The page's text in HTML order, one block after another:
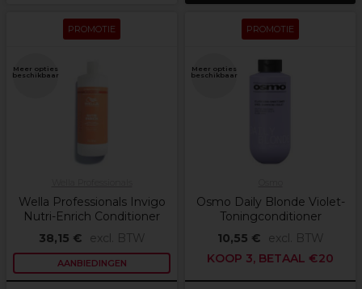
PROMOTIE
Meer opties
beschikbaar
Wella Professionals Invigo
Nutri-Enrich Conditioner
38,15 €
excl. BTW
AANBIEDINGEN
PROMOTIE
Meer opties
beschikbaar
Osmo Daily Blonde Violet-
Toningconditioner
10,55 €
excl. BTW
KOOP 3, BETAAL €20